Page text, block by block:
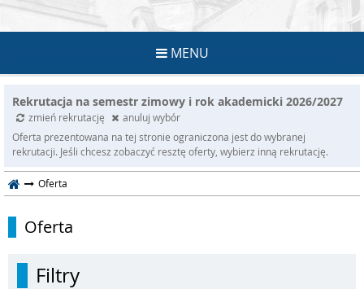
MENU
Rekrutacja na semestr zimowy i rok akademicki 2026/2027
zmień rekrutację
anuluj wybór
Oferta prezentowana na tej stronie ograniczona jest do wybranej
rekrutacji. Jeśli chcesz zobaczyć resztę oferty, wybierz inną rekrutację.
Oferta
Oferta
Filtry